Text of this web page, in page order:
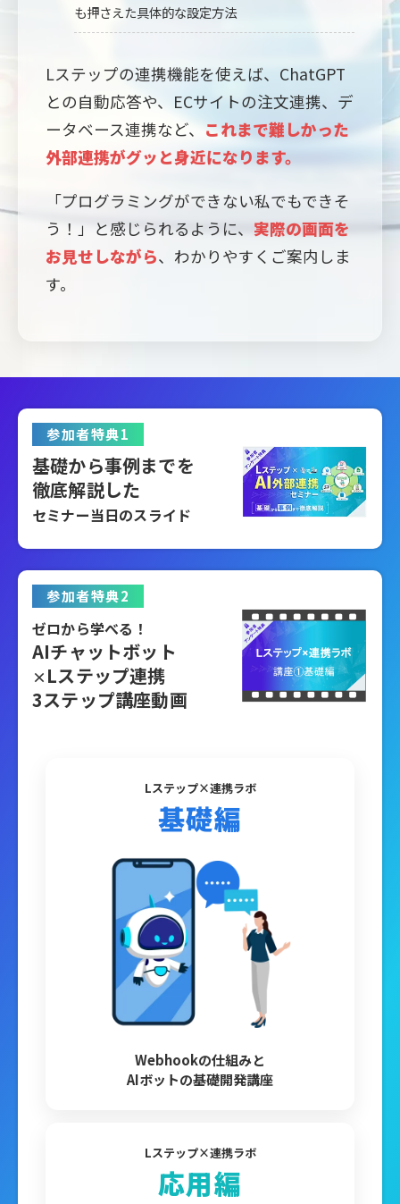
も押さえた具体的な設定方法
Lステップの連携機能を使えば、ChatGPT
との自動応答や、ECサイトの注文連携、デ
ータベース連携など、 これまで難しかった
外部連携がグッと身近になります。
「プログラミングができない私でもできそ
う！」と感じられるように、 実際の画面を
お見せしながら、わかりやすくご案内しま
す。
参加者特典1
基礎から事例までを
徹底解説した
セミナー当日のスライド
参加者特典2
ゼロから学べる！
AIチャットボット
× Lステップ連携
3ステップ講座動画
Lステップ×連携ラボ
基礎編
Webhookの仕組みと
AIボットの基礎開発講座
Lステップ×連携ラボ
応用編